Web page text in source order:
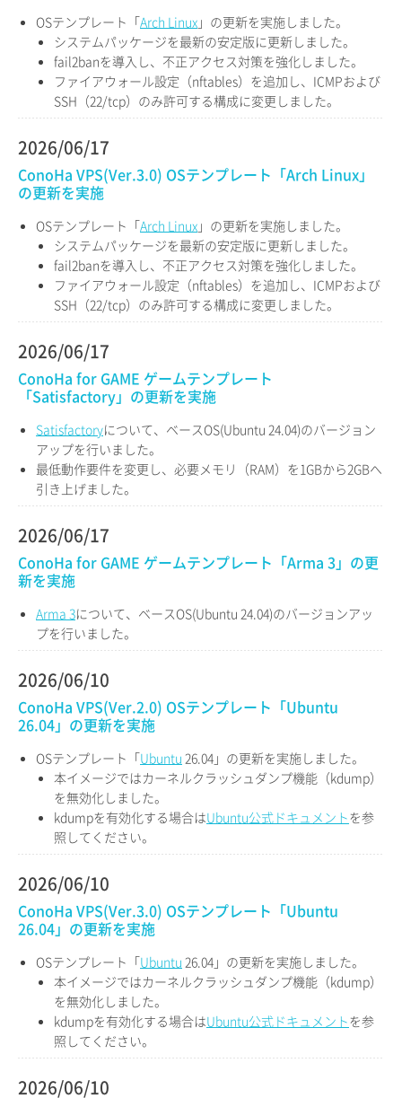
OSテンプレート「Arch Linux 」の更新を実施しました。
システムパッケージを最新の安定版に更新しました。
fail2banを導入し、不正アクセス対策を強化しました。
ファイアウォール設定（nftables）を追加し、ICMPおよび
SSH（22/tcp）のみ許可する構成に変更しました。
2026/06/17
ConoHa VPS(Ver.3.0) OSテンプレート「Arch Linux」
の更新を実施
OSテンプレート「Arch Linux 」の更新を実施しました。
システムパッケージを最新の安定版に更新しました。
fail2banを導入し、不正アクセス対策を強化しました。
ファイアウォール設定（nftables）を追加し、ICMPおよび
SSH（22/tcp）のみ許可する構成に変更しました。
2026/06/17
ConoHa for GAME ゲームテンプレート
「Satisfactory」の更新を実施
Satisfactoryについて、ベースOS(Ubuntu 24.04)のバージョン
アップを行いました。
最低動作要件を変更し、必要メモリ（RAM）を1GBから2GBへ
引き上げました。
2026/06/17
ConoHa for GAME ゲームテンプレート「Arma 3」の更
新を実施
Arma 3について、ベースOS(Ubuntu 24.04)のバージョンアッ
プを行いました。
2026/06/10
ConoHa VPS(Ver.2.0) OSテンプレート「Ubuntu
26.04」の更新を実施
OSテンプレート「Ubuntu 26.04」の更新を実施しました。
本イメージではカーネルクラッシュダンプ機能（kdump）
を無効化しました。
kdumpを有効化する場合はUbuntu公式ドキュメントを参
照してください。
2026/06/10
ConoHa VPS(Ver.3.0) OSテンプレート「Ubuntu
26.04」の更新を実施
OSテンプレート「Ubuntu 26.04」の更新を実施しました。
本イメージではカーネルクラッシュダンプ機能（kdump）
を無効化しました。
kdumpを有効化する場合はUbuntu公式ドキュメントを参
照してください。
2026/06/10